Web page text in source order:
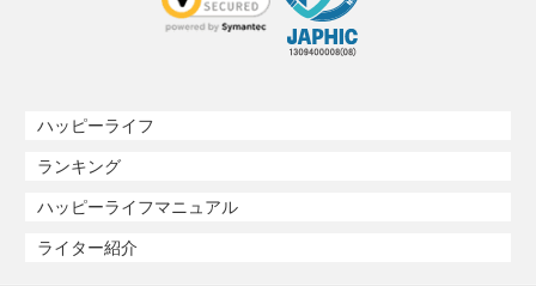
ハッピーライフ
ランキング
ハッピーライフマニュアル
ライター紹介